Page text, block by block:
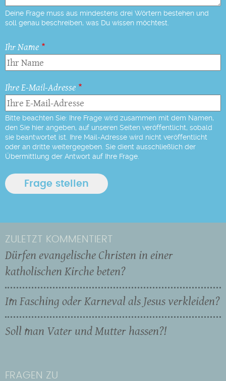
Deine Frage muss aus mindestens drei Wörtern bestehen und
soll genau beschreiben, was Du wissen möchtest.
Ihr Name
Ihre E-Mail-Adresse
Bitte beachten Sie: Ihre Frage wird zusammen mit dem Namen,
den Sie hier angeben, auf unseren Seiten veröffentlicht, sobald
sie beantwortet ist. Ihre Mail-Adresse wird nicht veröffentlicht
oder an dritte weitergegeben. Sie dient ausschließlich der
Übermittlung der Antwort auf Ihre Frage.
ZULETZT KOMMENTIERT
Dürfen evangelische Christen in einer
katholischen Kirche beten?
Im Fasching oder Karneval als Jesus verkleiden?
Soll man Vater und Mutter hassen?!
FRAGEN ZU